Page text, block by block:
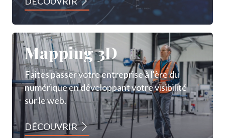
Mapping 3D
Faites passer votre entreprise à l'ère du
numérique en développant votre visibilité
sur le web.
DÉCOUVRIR